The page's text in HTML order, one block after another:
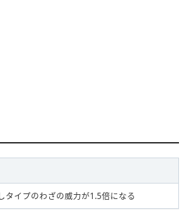
タイプのわざの威力が1.5倍になる